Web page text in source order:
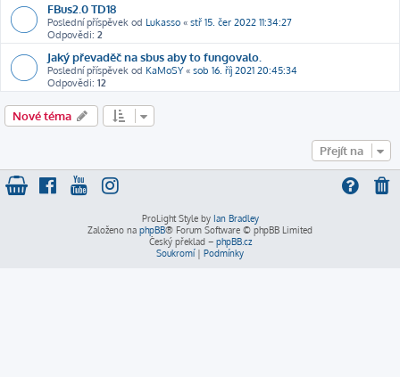
FBus2.0 TD18
Poslední příspěvek od Lukasso « stř 15. čer 2022 11:34:27
Odpovědi: 2
Jaký převaděč na sbus aby to fungovalo.
Poslední příspěvek od KaMoSY« sob 16. říj 2021 20:45:34
Odpovědi: 12
Nové téma
Přejít na
ProLight Style by Ian Bradley
Založeno na phpBB® Forum Software © phpBB Limited
Český překlad – phpBB.cz
Soukromí| Podmínky